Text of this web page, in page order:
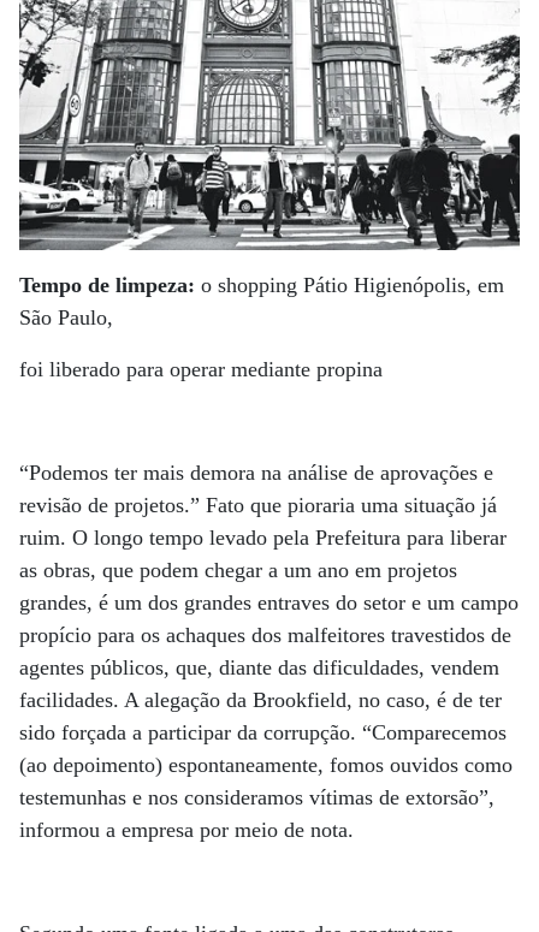
Tempo de limpeza: o shopping Pátio Higienópolis, em
São Paulo,
foi liberado para operar mediante propina
“Podemos ter mais demora na análise de aprovações e
revisão de projetos.” Fato que pioraria uma situação já
ruim. O longo tempo levado pela Prefeitura para liberar
as obras, que podem chegar a um ano em projetos
grandes, é um dos grandes entraves do setor e um campo
propício para os achaques dos malfeitores travestidos de
agentes públicos, que, diante das dificuldades, vendem
facilidades. A alegação da Brookfield, no caso, é de ter
sido forçada a participar da corrupção. “Comparecemos
(ao depoimento) espontaneamente, fomos ouvidos como
testemunhas e nos consideramos vítimas de extorsão”,
informou a empresa por meio de nota.